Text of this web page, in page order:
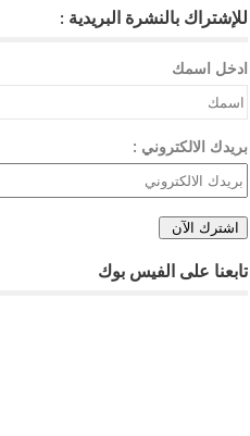
للإشتراك بالنشرة البريدية :
ادخل اسمك
بريدك الالكتروني :
تابعنا على الفيس بوك